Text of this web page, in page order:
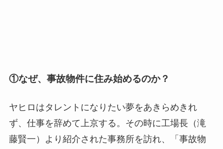
①なぜ、事故物件に住み始めるのか？
ヤヒロはタレントになりたい夢をあきらめきれ
ず、仕事を辞めて上京する。その時に工場長（滝
藤賢一）より紹介された事務所を訪れ、「事故物